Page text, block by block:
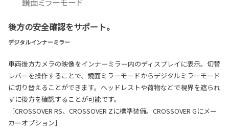
後方の安全確認をサポート。
デジタルインナーミラー
車両後方カメラの映像をインナーミラー内のディスプレイに表示。切替
レバーを操作することで、鏡面ミラーモードからデジタルミラーモード
に切り替えることができます。ヘッドレストや荷物などで視界を遮られ
ずに後方を確認することが可能です。
［CROSSOVER RS、CROSSOVER Zに標準装備。CROSSOVER Gにメー
カーオプション］